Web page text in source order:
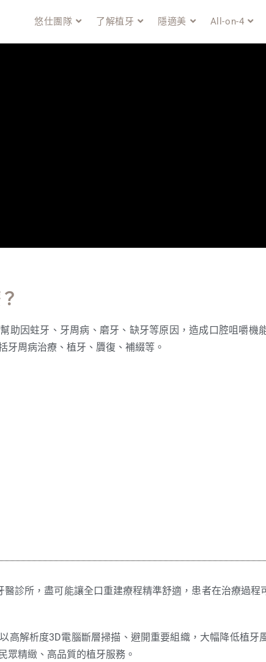
悠仕團隊 了解植牙 隱適美 All-on-4
助因蛀牙、牙周病、磨牙、缺牙等原因，造成口腔咀嚼機
牙周病治療、植牙、贗復、補綴等。
診所，盡可能讓全口重建療程精準舒適，患者在治療過程
高解析度3D電腦斷層掃描、避開重要組織，大幅降低植牙
眾精緻、高品質的植牙服務。